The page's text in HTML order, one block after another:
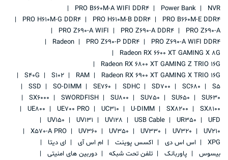
NVR
Power Bank
PRO B660M-A WIFI DDR4
PRO B660M-E DDR4
PRO H610M-B DDR4
PRO H610M-G DDR4
PRO Z690-A
PRO Z690-A DDR4
PRO Z690-A WIFI
PRO Z690-A WIFI DDR4
PRO Z690-P DDR4
Radeon
Radeon RX 6600 XT GAMING X 8G
Radeon RX 6800 XT GAMING Z TRIO 16G
Radeon RX 6900 XT GAMING X TRIO 16G
RAM
S102
S40G
S5
SC680
SD700
SDHC
SE760
SO-DIMM
SSD
SU630
SU650
SU750
SU800
SWORDFISH
SX6000
SX8100
SX8200
U-DIMM
UC310
UE700 PRO
UE800
UFD
UR350
USB Cable
UV128
UV131
UV150
UV210
UV320
UV330
UV350
UV360
X570-A PRO
XPG
اس اس دی اکسس پوینت ام اس آی
ای دیتا
بیسوس
پاوربانک تلفن تحت شبکه
دوربین های امنیتی